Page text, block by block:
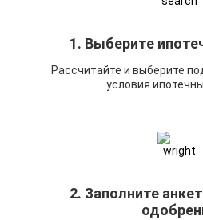
1. Выберите
Рассчитайте и выберите
условия
2. Заполните